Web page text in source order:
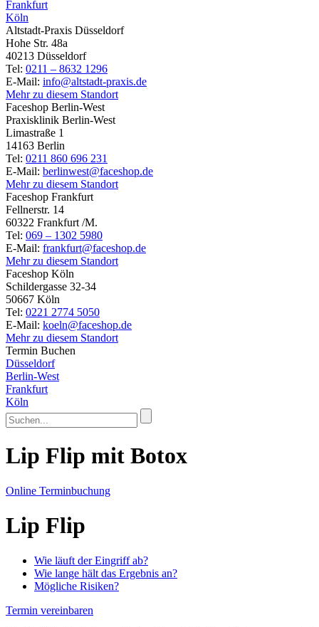
Frankfurt
Köln
Altstadt-Praxis Düsseldorf
Hohe Str. 48a
40213 Düsseldorf
Tel: 0211 – 8632 1296
E-Mail: info@altstadt-praxis.de
Mehr zu diesem Standort
Faceshop Berlin-West
Praxisklinik Berlin-West
Limastraße 1
14163 Berlin
Tel: 0211 860 696 231
E-Mail: berlinwest@faceshop.de
Mehr zu diesem Standort
Faceshop Frankfurt
Fellnerstr. 14
60322 Frankfurt /M.
Tel: 069 – 1302 5980
E-Mail: frankfurt@faceshop.de
Mehr zu diesem Standort
Faceshop Köln
Schildergasse 32-34
50667 Köln
Tel: 0221 2774 5050
E-Mail: koeln@faceshop.de
Mehr zu diesem Standort
Termin Buchen
Düsseldorf
Berlin-West
Frankfurt
Köln
Lip Flip mit Botox
Online Terminbuchung
Lip Flip
Wie läuft der Eingriff ab?
Wie lange hält das Ergebnis an?
Mögliche Risiken?
Termin vereinbaren